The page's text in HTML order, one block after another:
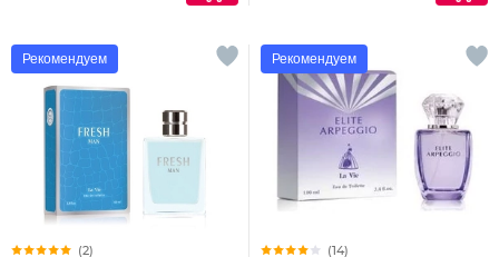
Рекомендуем
(2)
Рекомендуем
(14)